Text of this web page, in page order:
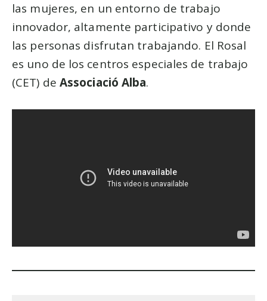
las mujeres, en un entorno de trabajo
innovador, altamente participativo y donde
las personas disfrutan trabajando. El Rosal
es uno de los centros especiales de trabajo
(CET) de Associació Alba.